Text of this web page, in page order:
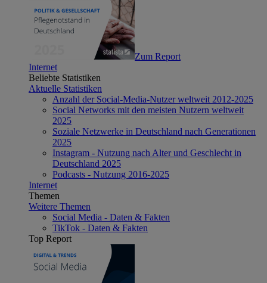
Zum Report
Internet
Beliebte Statistiken
Aktuelle Statistiken
Anzahl der Social-Media-Nutzer weltweit 2012-2025
Social Networks mit den meisten Nutzern weltweit
2025
Soziale Netzwerke in Deutschland nach Generationen
2025
Instagram - Nutzung nach Alter und Geschlecht in
Deutschland 2025
Podcasts - Nutzung 2016-2025
Internet
Themen
Weitere Themen
Social Media - Daten & Fakten
TikTok - Daten & Fakten
Top Report